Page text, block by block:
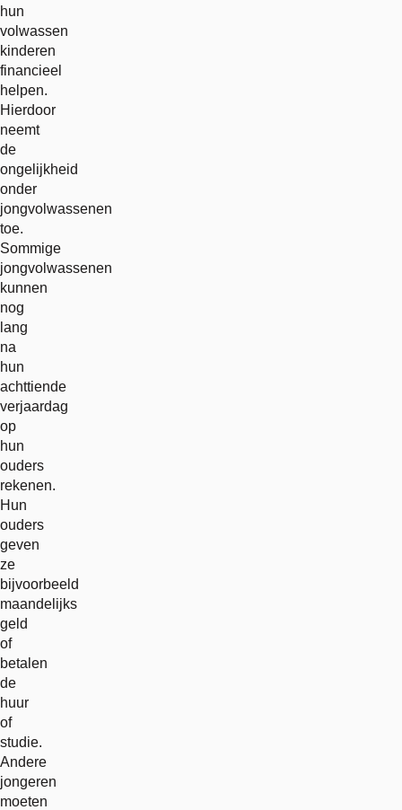
hun
volwassen
kinderen
financieel
helpen.
Hierdoor
neemt
de
ongelijkheid
onder
jongvolwassenen
toe.
Sommige
jongvolwassenen
kunnen
nog
lang
na
hun
achttiende
verjaardag
op
hun
ouders
rekenen.
Hun
ouders
geven
ze
bijvoorbeeld
maandelijks
geld
of
betalen
de
huur
of
studie.
Andere
jongeren
moeten